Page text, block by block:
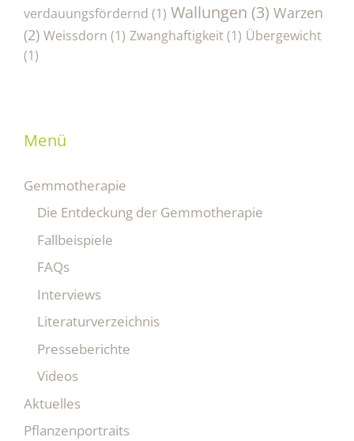
verdauungsfördernd (1) Wallungen (3) Warzen
(2) Weissdorn (1) Zwanghaftigkeit(1) Übergewicht
(1)
Menü
Gemmotherapie
Die Entdeckung der Gemmotherapie
Fallbeispiele
FAQs
Interviews
Literaturverzeichnis
Presseberichte
Videos
Aktuelles
Pflanzenportraits